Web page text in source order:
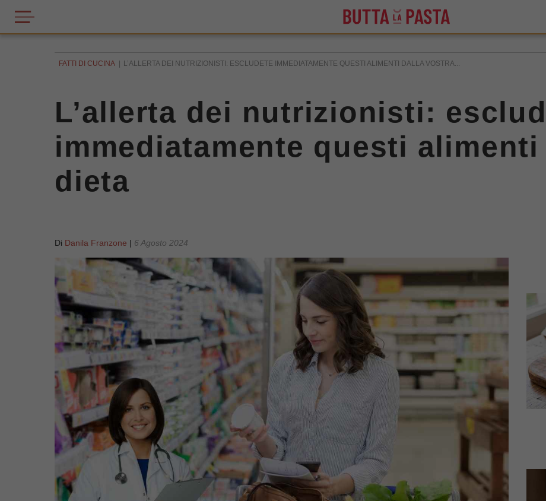
FATTI DI CUCINA L’ALLERTA DEI NUTRIZIONISTI: ESCLUDETE IMMEDIATAMENTE QUESTI ALIMENTI DALLA VOSTRA...
L’allerta dei nutrizionisti:
immediatamente questi
dieta
Di Danila Franzone | 6 Agosto 2024